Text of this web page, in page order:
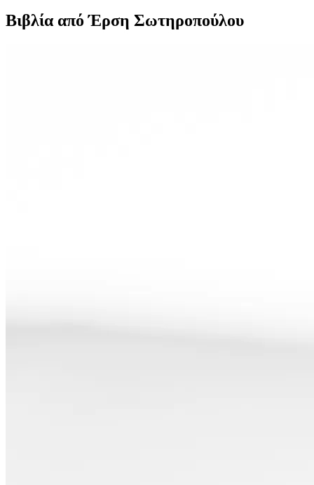
Βιβλία από Έρση Σωτηροπούλου